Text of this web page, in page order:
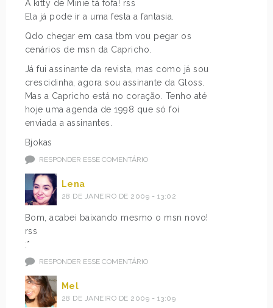
A kitty de Minie tá fofa! rss
Ela já pode ir a uma festa a fantasia.
Qdo chegar em casa tbm vou pegar os
cenários de msn da Capricho.
Já fui assinante da revista, mas como já sou
crescidinha, agora sou assinante da Gloss.
Mas a Capricho está no coração. Tenho até
hoje uma agenda de 1998 que só foi
enviada a assinantes.
Bjokas
RESPONDER ESSE COMENTÁRIO
Lena
28 DE JANEIRO DE 2009 - 13:02
Bom, acabei baixando mesmo o msn novo!
rss
:*
RESPONDER ESSE COMENTÁRIO
Mel
28 DE JANEIRO DE 2009 - 13:09